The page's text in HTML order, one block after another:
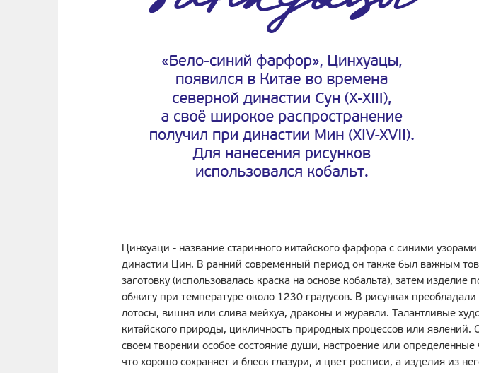
Цинхуаци - название старинного китайского фарфора с синими
династии Цин. В ранний современный период он также был важным
заготовку (использовалась краска на основе кобальта), затем
обжигу при температуре около 1230 градусов. В рисунках
лотосы, вишня или слива мейхуа, драконы и журавли. Талантливые
китайского природы, цикличность природных процессов или
своем творении особое состояние души, настроение или
что хорошо сохраняет и блеск глазури, и цвет росписи, а изделия из